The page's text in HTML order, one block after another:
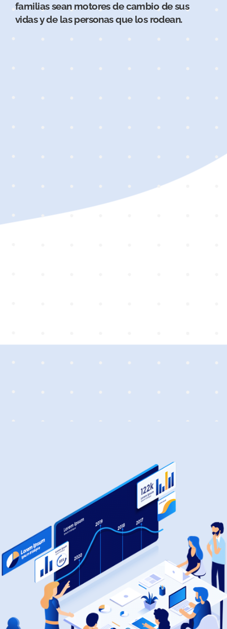
familias sean motores de cambio de sus
vidas y de las personas que los rodean.